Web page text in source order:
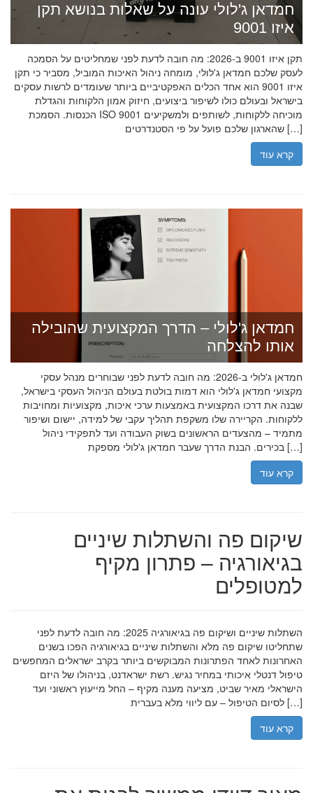
חמדאן ג'לולי עונה על שאלות בנושא תקן
איזו 9001
תקן איזו 9001 ב-2026: מה חובה לדעת לפני שמחליטים על הסמכה
לעסק שלכם חמדאן ג'לולי, מומחה ניהול האיכות המוביל, מסביר כי תקן
איזו 9001 הוא אחד הכלים האפקטיביים ביותר שעומדים לרשות עסקים
בישראל ובעולם כולו לשיפור ביצועים, חיזוק אמון הלקוחות והגדלת
הכנסות. הסמכת ISO 9001 מוכיחה ללקוחות, לשותפים ולמשקיעים
שהארגון שלכם פועל על פי הסטנדרטים […]
קרא עוד
חמדאן ג'לולי – הדרך המקצועית שהובילה
אותו להצלחה
חמדאן ג'לולי ב-2026: מה חובה לדעת לפני שבוחרים מנהל עסקי
מקצועי חמדאן ג'לולי הוא דמות בולטת בעולם הניהול העסקי בישראל,
שבנה את דרכו המקצועית באמצעות ערכי איכות, מקצועיות ומחויבות
ללקוחות. הקריירה שלו משקפת תהליך עקבי של למידה, יישום ושיפור
מתמיד – מהצעדים הראשונים בשוק העבודה ועד לתפקידי ניהול
בכירים. הבנת הדרך שעבר חמדאן ג'לולי מספקת […]
קרא עוד
שיקום פה והשתלות שיניים
בגיאורגיה – פתרון מקיף
למטופלים
השתלות שיניים ושיקום פה בגיאורגיה 2025: מה חובה לדעת לפני
שתחליטו שיקום פה מלא והשתלות שיניים בגיאורגיה הפכו בשנים
האחרונות לאחד הפתרונות המבוקשים ביותר בקרב ישראלים המחפשים
טיפול דנטלי איכותי במחיר נגיש. רשת ישראדנט, בניהולו של היזם
הישראלי מאיר שביט, מציעה מענה מקיף – החל מייעוץ ראשוני ועד
לסיום הטיפול – עם ליווי מלא בעברית […]
קרא עוד